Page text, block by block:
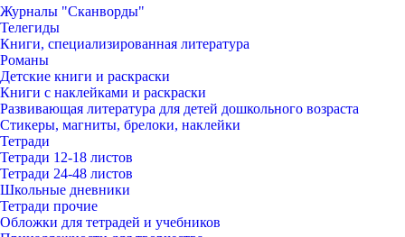
Журналы "Сканворды"
Телегиды
Книги, специализированная литература
Романы
Детские книги и раскраски
Книги с наклейками и раскраски
Развивающая литература для детей дошкольного возраста
Стикеры, магниты, брелоки, наклейки
Тетради
Тетради 12-18 листов
Тетради 24-48 листов
Школьные дневники
Тетради прочие
Обложки для тетрадей и учебников